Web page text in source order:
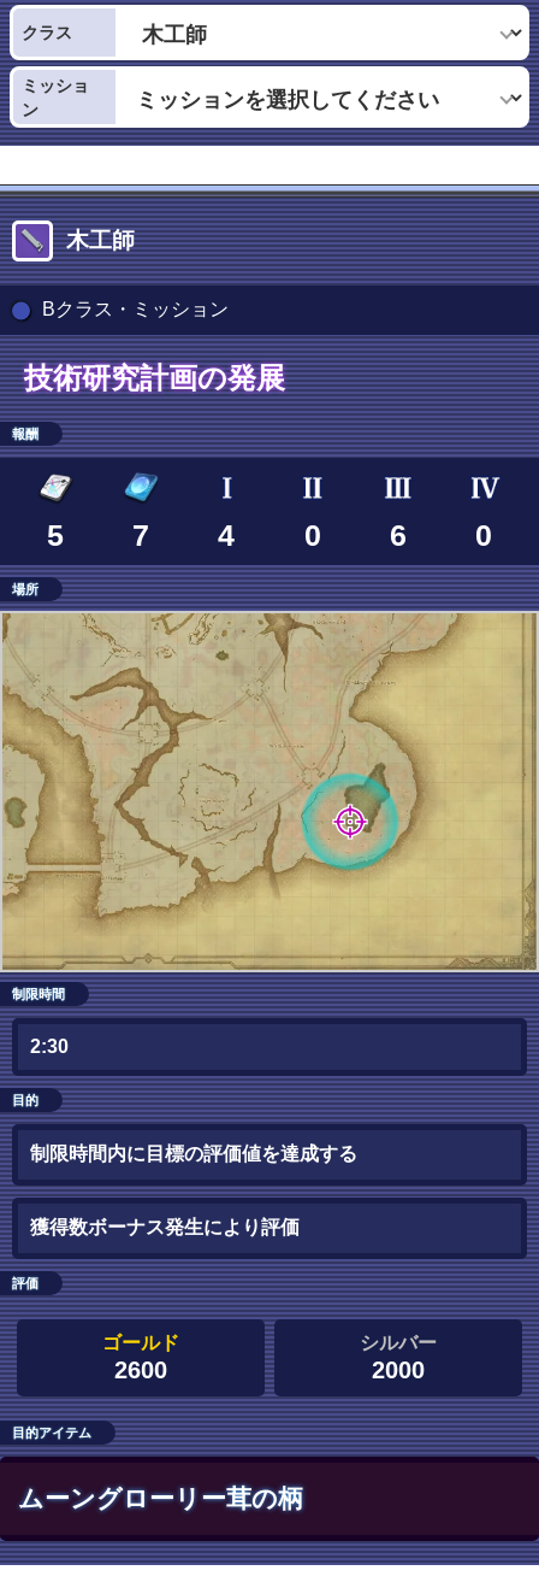
クラス
ミッショ
ン
木工師
Bクラス・ミッション
技術研究計画の発展
報酬
5 7 4 0 6 0
場所
制限時間
2:30
目的
制限時間内に目標の評価値を達成する
獲得数ボーナス発生により評価
評価
ゴールド
2600
シルバー
2000
目的アイテム
ムーングローリー茸の柄